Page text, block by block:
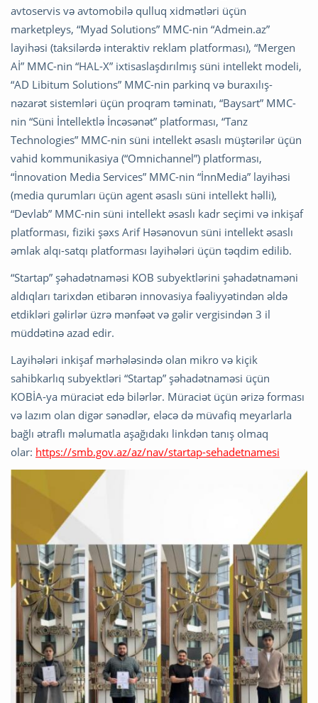
avtoservis və avtomobilə qulluq xidmətləri üçün
marketpleys, “Myad Solutions” MMC-nin “Admein.az”
layihəsi (taksilərdə interaktiv reklam platforması), “Mergen
Aİ” MMC-nin “HAL-X” ixtisaslaşdırılmış süni intellekt modeli,
“AD Libitum Solutions” MMC-nin parkinq və buraxılış-
nəzarət sistemləri üçün proqram təminatı, “Baysart” MMC-
nin “Süni İntellektlə İncəsənət” platforması, “Tanz
Technologies” MMC-nin süni intellekt əsaslı müştərilər üçün
vahid kommunikasiya (“Omnichannel”) platforması,
“İnnovation Media Services” MMC-nin “İnnMedia” layihəsi
(media qurumları üçün agent əsaslı süni intellekt həlli),
“Devlab” MMC-nin süni intellekt əsaslı kadr seçimi və inkişaf
platforması, fiziki şəxs Arif Həsənovun süni intellekt əsaslı
əmlak alqı-satqı platforması layihələri üçün təqdim edilib.
“Startap” şəhadətnaməsi KOB subyektlərini şəhadətnaməni
aldıqları tarixdən etibarən innovasiya fəaliyyətindən əldə
etdikləri gəlirlər üzrə mənfəət və gəlir vergisindən 3 il
müddətinə azad edir.
Layihələri inkişaf mərhələsində olan mikro və kiçik
sahibkarlıq subyektləri “Startap” şəhadətnaməsi üçün
KOBİA-ya müraciət edə bilərlər. Müraciət üçün ərizə forması
və lazım olan digər sənədlər, eləcə də müvafiq meyarlarla
bağlı ətraflı məlumatla aşağıdakı linkdən tanış olmaq
olar: https://smb.gov.az/az/nav/startap-sehadetnamesi